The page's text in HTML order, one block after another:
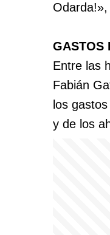
GASTOS
Entre las
Fabián
los
y de los